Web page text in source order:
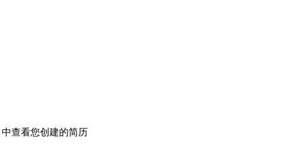
中查看您创建的简历